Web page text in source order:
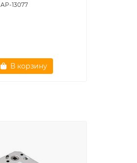
AP-13077
В корзину